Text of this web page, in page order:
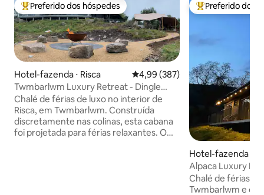
Entre os melhores preferidos dos hóspedes
Preferido dos hóspedes
Hotel-fazenda ⋅ Risca 4,99 de uma avaliação média de
4,99 (387)
Twmbarlwm Luxury Retreat - Dingle
Lodge
Chalé de férias de luxo no interior de
Risca, em Twmbarlwm. Construída
discretamente nas colinas, esta cabana
foi projetada para férias relaxantes. O
Entre os
Preferido dos
Hotel-fazenda ⋅
Alpaca Luxury
Cabin
Chalé de férias
Twmbarlwm e do